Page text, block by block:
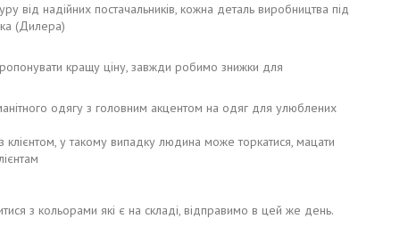
від надійних постачальників, кожна деталь виробництва під
(Дилера)
кращу ціну, завжди робимо знижки для
одягу з головним акцентом на одяг для улюблених
у такому випадку людина може торкатися, мацати
з кольорами які є на складі, відправимо в цей же день.